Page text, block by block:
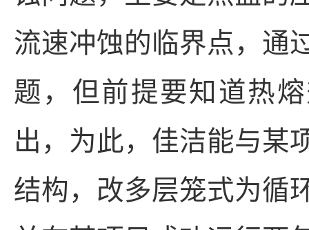
流速冲蚀的临界点，通
题，但前提要知道热
出，为此，佳洁能与某
结构，改多层笼式为循